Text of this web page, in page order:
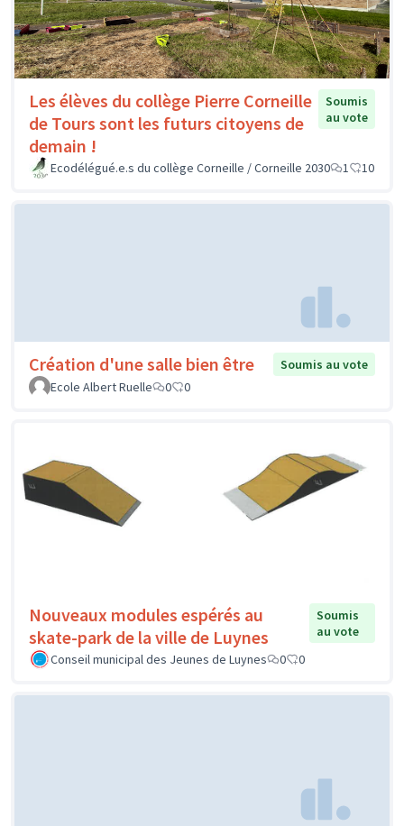
Les élèves du collège Pierre Corneille
de Tours sont les futurs citoyens de
demain !
Soumis
au vote
Ecodélégué.e.s du collège Corneille / Corneille 2030 1 10
Création d'une salle bien être
Soumis au vote
Ecole Albert Ruelle
0 0
Nouveaux modules espérés au
skate-park de la ville de Luynes
Soumis
au vote
Conseil municipal des Jeunes de Luynes
0 0